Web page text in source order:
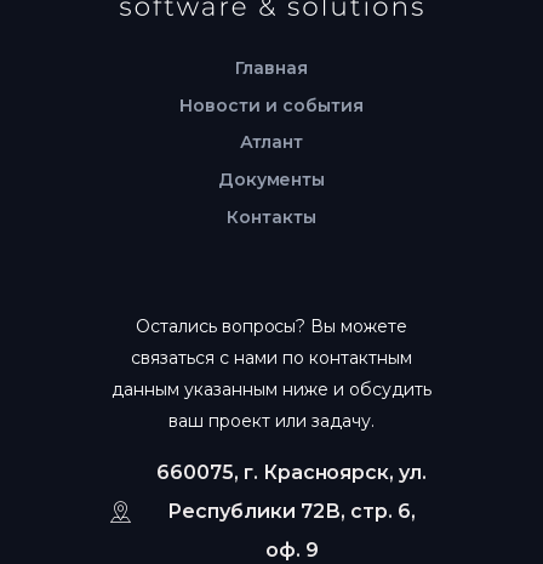
Главная
Новости и события
Атлант
Документы
Контакты
Остались вопросы? Вы можете
связаться с нами по контактным
данным указанным ниже и обсудить
ваш проект или задачу.
660075, г. Красноярск, ул.
Республики 72В, стр. 6,
оф. 9